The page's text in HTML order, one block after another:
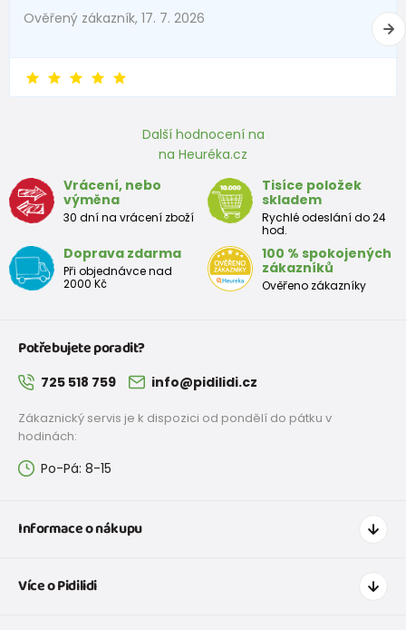
Ověřený zákazník, 17. 7. 2026
Další hodnocení na
na Heuréka.cz
Vrácení, nebo
výměna
30 dní na vrácení zboží
Tisíce položek
skladem
Rychlé odeslání do 24
hod.
Doprava zdarma
Při objednávce nad
2000 Kč
100 % spokojených
zákazníků
Ověřeno zákazníky
Potřebujete poradit?
725 518 759 info@pidilidi.cz
Zákaznický servis je k dispozici od pondělí do pátku v
hodinách:
Po-Pá: 8-15
Informace o nákupu
Doprava a platba
Více o Pidilidi